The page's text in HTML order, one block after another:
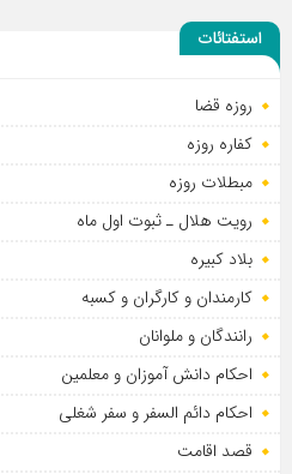
اطلاعیه مراسم عزاداری
استفتائات
روزه قضا
کفاره روزه
مبطلات روزه
رویت هلال ـ ثبوت اول ماه
بلاد کبیره
کارمندان و کارگران و کسبه
رانندگان و ملوانان
احکام دانش آموزان و معلمین
احکام دائم السفر و سفر شغلی
قصد اقامت